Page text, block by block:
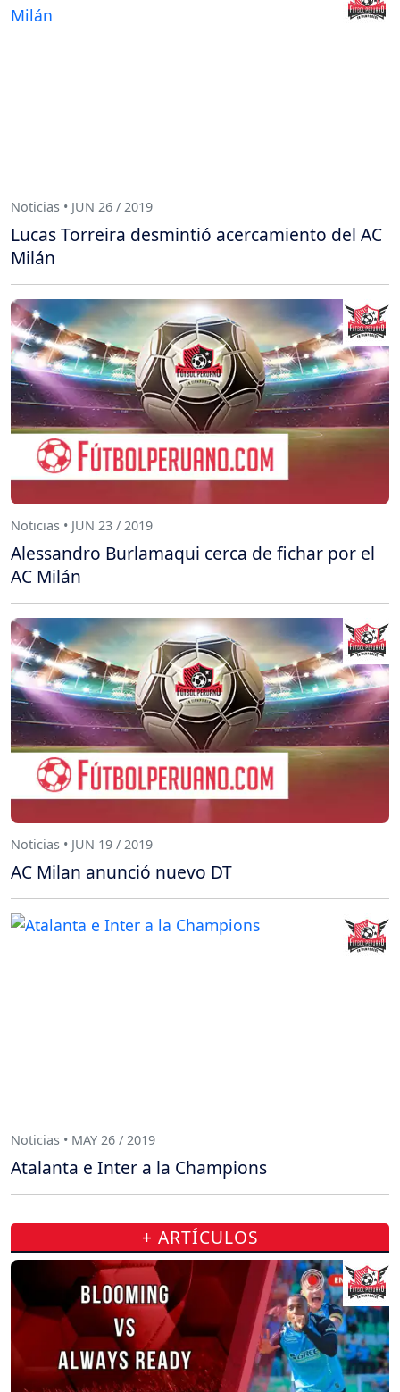
Noticias • JUN 26 / 2019
Lucas Torreira desmintió acercamiento del AC
Milán
Noticias • JUN 23 / 2019
Alessandro Burlamaqui cerca de fichar por el
AC Milán
Noticias • JUN 19 / 2019
AC Milan anunció nuevo DT
Noticias • MAY 26 / 2019
Atalanta e Inter a la Champions
+ ARTÍCULOS